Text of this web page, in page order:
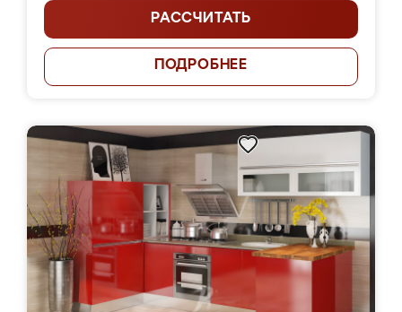
РАССЧИТАТЬ
ПОДРОБНЕЕ